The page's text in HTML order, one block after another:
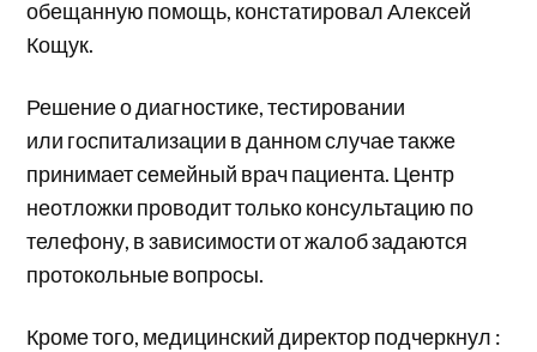
обещанную помощь, констатировал Алексей
Кощук.
Решение о диагностике, тестировании
или госпитализации в данном случае также
принимает семейный врач пациента. Центр
неотложки проводит только консультацию по
телефону, в зависимости от жалоб задаются
протокольные вопросы.
Кроме того, медицинский директор подчеркнул :